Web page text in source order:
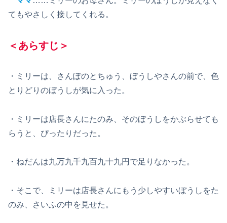
てもやさしく接してくれる。
＜あらすじ＞
・ミリーは、さんぽのとちゅう、ぼうしやさんの前で、色
とりどりのぼうしが気に入った。
・ミリーは店長さんにたのみ、そのぼうしをかぶらせても
らうと、ぴったりだった。
・ねだんは九万九千九百九十九円で足りなかった。
・そこで、ミリーは店長さんにもう少しやすいぼうしをた
のみ、さいふの中を見せた。